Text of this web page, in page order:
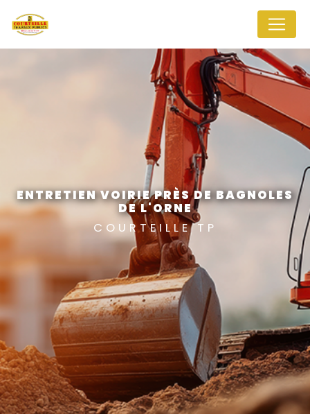
ENTRETIEN VOIRIE PRÈS DE BAGNOLES
DE L'ORNE
COURTEILLE TP